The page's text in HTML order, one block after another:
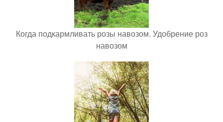
Когда подкармливать розы навозом. Удобрение роз
навозом